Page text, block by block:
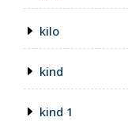
kilo
kind
kind 1